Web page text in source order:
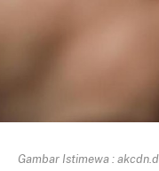
Gambar Istimewa :